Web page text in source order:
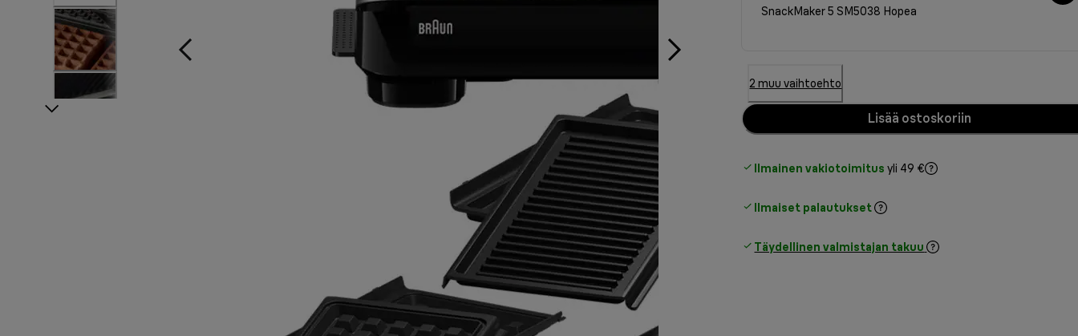
SnackMaker 5 SM5038 Hopea
2 muu vaihtoehto
Lisää ostoskoriin
Ilmainen vakiotoimitus yli 49 €
Ilmaiset palautukset
Täydellinen valmistajan takuu